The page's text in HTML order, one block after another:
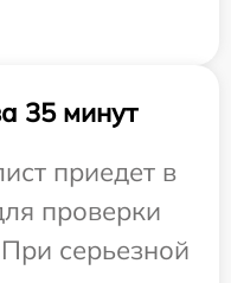
35 минут
приедет в
проверки
серьезной